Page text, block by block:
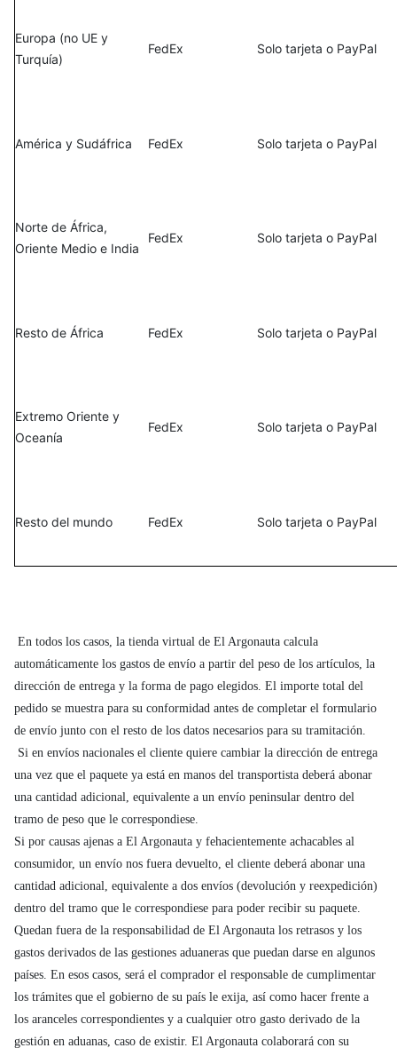
Europa (no UE y
Turquía)
FedEx Solo tarjeta o PayPal
América y Sudáfrica FedEx Solo tarjeta o PayPal
Norte de África,
Oriente Medio e India
FedEx Solo tarjeta o PayPal
Resto de África FedEx Solo tarjeta o PayPal
Extremo Oriente y
Oceanía
FedEx Solo tarjeta o PayPal
Resto del mundo FedEx Solo tarjeta o PayPal
En todos los casos, la tienda virtual de El Argonauta calcula
automáticamente los gastos de envío a partir del peso de los artículos, la
dirección de entrega y la forma de pago elegidos. El importe total del
pedido se muestra para su conformidad antes de completar el formulario
de envío junto con el resto de los datos necesarios para su tramitación.
Si en envíos nacionales el cliente quiere cambiar la dirección de entrega
una vez que el paquete ya está en manos del transportista deberá abonar
una cantidad adicional, equivalente a un envío peninsular dentro del
tramo de peso que le correspondiese.
Si por causas ajenas a El Argonauta y fehacientemente achacables al
consumidor, un envío nos fuera devuelto, el cliente deberá abonar una
cantidad adicional, equivalente a dos envíos (devolución y reexpedición)
dentro del tramo que le correspondiese para poder recibir su paquete.
Quedan fuera de la responsabilidad de El Argonauta los retrasos y los
gastos derivados de las gestiones aduaneras que puedan darse en algunos
países. En esos casos, será el comprador el responsable de cumplimentar
los trámites que el gobierno de su país le exija, así como hacer frente a
los aranceles correspondientes y a cualquier otro gasto derivado de la
gestión en aduanas, caso de existir. El Argonauta colaborará con su